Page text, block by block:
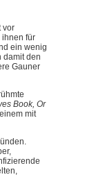
vor
ihnen für
ein wenig
damit den
Gauner
Book, Or
mit